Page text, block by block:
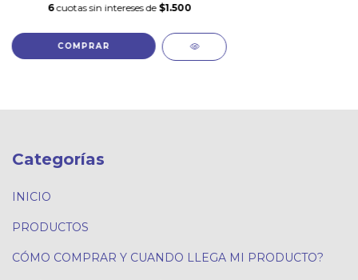
6 cuotas sin intereses de $1.500
Categorías
INICIO
PRODUCTOS
CÓMO COMPRAR Y CUANDO LLEGA MI PRODUCTO?